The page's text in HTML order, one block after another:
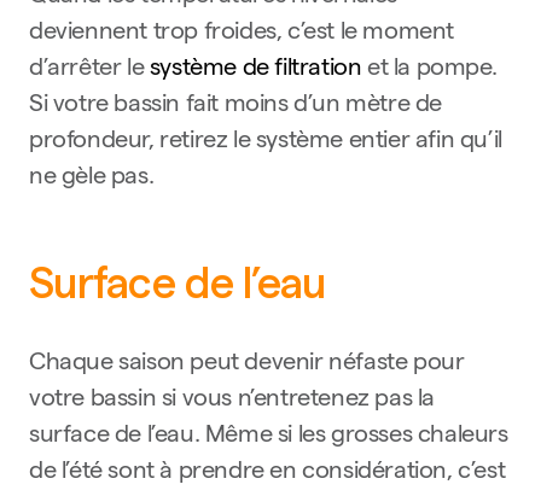
deviennent trop froides, c’est le moment
d’arrêter le système de filtration et la pompe.
Si votre bassin fait moins d’un mètre de
profondeur, retirez le système entier afin qu’il
ne gèle pas.
Surface de l’eau
Chaque saison peut devenir néfaste pour
votre bassin si vous n’entretenez pas la
surface de l’eau. Même si les grosses chaleurs
de l’été sont à prendre en considération, c’est